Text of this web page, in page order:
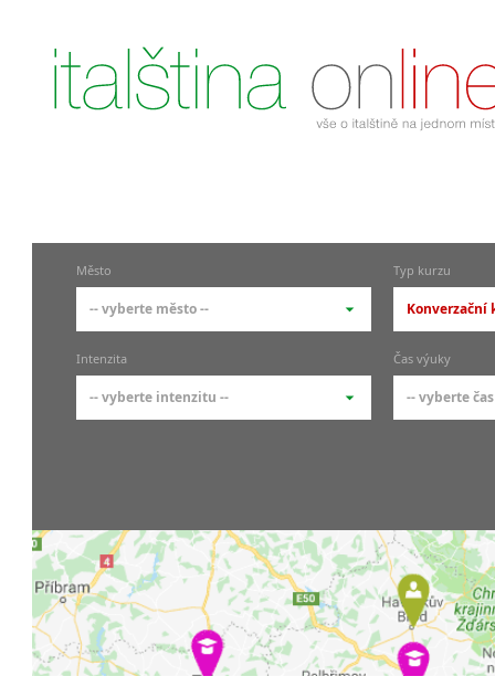
Město
-- vyberte město --
-- vyberte město --
pražské městské části
Praha 7
Praha 9
Praha 10
krajská města
Brno
Plzeň
Typ kurzu
-- vyberte
kurzy s
Online
Letní
Intenzita
-- vyberte intenzitu --
9-14 hodin týdně
20 a více hodin týdně
Čas výuky
-- vyberte
Večerní
Noční